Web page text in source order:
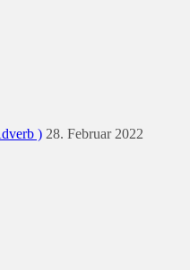
) 28. Februar 2022